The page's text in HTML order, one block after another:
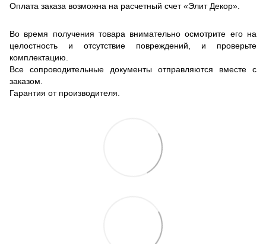
Оплата заказа возможна на расчетный счет «Элит Декор».
Во время получения товара внимательно осмотрите его на
целостность и отсутствие повреждений, и проверьте
комплектацию.
Все сопроводительные документы отправляются вместе с
заказом.
Гарантия от производителя.